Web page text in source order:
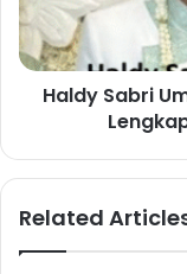
Haldy Sabri
Related